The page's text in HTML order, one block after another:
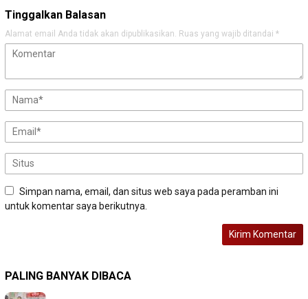
Tinggalkan Balasan
Alamat email Anda tidak akan dipublikasikan. Ruas yang wajib ditandai *
Simpan nama, email, dan situs web saya pada peramban ini
untuk komentar saya berikutnya.
PALING BANYAK DIBACA